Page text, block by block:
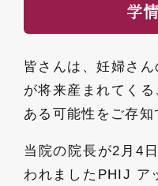
学
皆さんは、妊婦さ
が将来産まれてく
ある可能性をご存知
当院の院長が2月4
われましたPHIJ ア